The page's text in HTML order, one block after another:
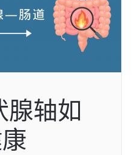
腺轴如